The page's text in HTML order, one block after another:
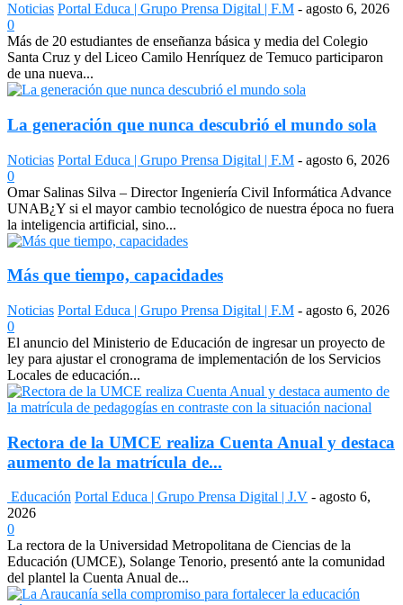
Noticias Portal Educa | Grupo Prensa Digital | F.M - agosto 6, 2026
0
Más de 20 estudiantes de enseñanza básica y media del Colegio
Santa Cruz y del Liceo Camilo Henríquez de Temuco participaron
de una nueva...
La generación que nunca descubrió el mundo sola
Noticias Portal Educa | Grupo Prensa Digital | F.M - agosto 6, 2026
0
Omar Salinas Silva – Director Ingeniería Civil Informática Advance
UNAB¿Y si el mayor cambio tecnológico de nuestra época no fuera
la inteligencia artificial, sino...
Más que tiempo, capacidades
Noticias Portal Educa | Grupo Prensa Digital | F.M - agosto 6, 2026
0
El anuncio del Ministerio de Educación de ingresar un proyecto de
ley para ajustar el cronograma de implementación de los Servicios
Locales de educación...
Rectora de la UMCE realiza Cuenta Anual y destaca
aumento de la matrícula de...
Educación Portal Educa | Grupo Prensa Digital | J.V - agosto 6,
2026
0
La rectora de la Universidad Metropolitana de Ciencias de la
Educación (UMCE), Solange Tenorio, presentó ante la comunidad
del plantel la Cuenta Anual de...